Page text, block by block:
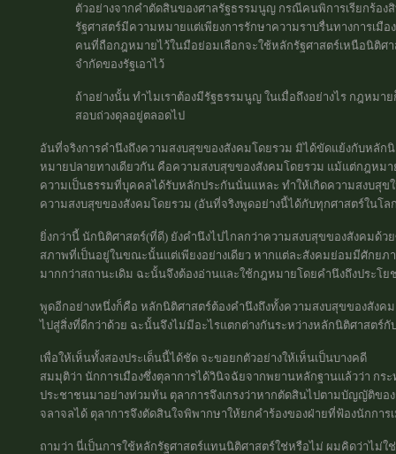
ตัวอย่างจากคำตัดสินของศาลรัฐธรรมนูญ กรณีคนพิการเรียกร้อง
รัฐศาสตร์มีความหมายแต่เพียงการรักษาความราบรื่นทางการเมื
คนที่ถือกฎหมายไว้ในมือย่อมเลือกจะใช้หลักรัฐศาสตร์เหนือนิติศ
จำกัดของรัฐเอาไว้
ถ้าอย่างนั้น ทำไมเราต้องมีรัฐธรรมนูญ ในเมื่อถึงอย่างไร กฎหมา
สอบถ่วงดุลอยู่ตลอดไป
อันที่จริงการคำนึงถึงความสงบสุขของสังคมโดยรวม มิได้ขัดแย้งกับหลั
หมายปลายทางเดียวกัน คือความสงบสุขของสังคมโดยรวม แม้แต่กฎหม
ความเป็นธรรมที่บุคคลได้รับหลักประกันนั่นแหละ ทำให้เกิดความสงบสุ
ความสงบสุขของสังคมโดยรวม (อันที่จริงพูดอย่างนี้ได้กับทุกศาสตร์ในโล
ยิ่งกว่านี้ นักนิติศาสตร์(ที่ดี) ยังคำนึงไปไกลกว่าความสงบสุขของสังคมด้
สภาพที่เป็นอยู่ในขณะนั้นแต่เพียงอย่างเดียว หากแต่ละสังคมย่อมมีศักย
มากกว่าสถานะเดิม ฉะนั้นจึงต้องอ่านและใช้กฎหมายโดยคำนึงถึงประโ
พูดอีกอย่างหนึ่งก็คือ หลักนิติศาสตร์ต้องคำนึงถึงทั้งความสงบสุขของสัง
ไปสู่สิ่งที่ดีกว่าด้วย ฉะนั้นจึงไม่มีอะไรแตกต่างกันระหว่างหลักนิติศาสตร์กั
เพื่อให้เห็นทั้งสองประเด็นนี้ได้ชัด จะขอยกตัวอย่างให้เห็นเป็นบางคดี
สมมุติว่า นักการเมืองซึ่งตุลาการได้วินิจฉัยจากพยานหลักฐานแล้วว่า กร
ประชาชนมาอย่างท่วมท้น ตุลาการจึงเกรงว่าหากตัดสินไปตามบัญญัติขอ
จลาจลได้ ตุลาการจึงตัดสินใจพิพากษาให้ยกคำร้องของฝ่ายที่ฟ้องนักการ
ถามว่า นี่เป็นการใช้หลักรัฐศาสตร์แทนนิติศาสตร์ใช่หรือไม่ ผมคิดว่าไม่ใ